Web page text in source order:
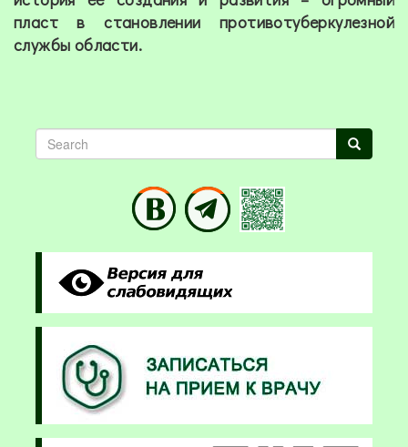
пласт в становлении противотуберкулезной
службы области.
Search Search